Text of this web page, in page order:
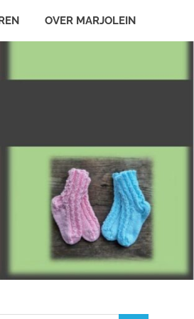
OVER MARJOLEIN